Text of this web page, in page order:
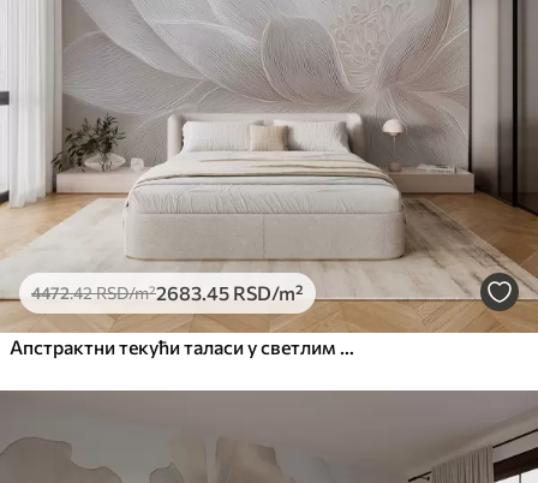
4472.42RSD/m²2683 .45 RSD/m²